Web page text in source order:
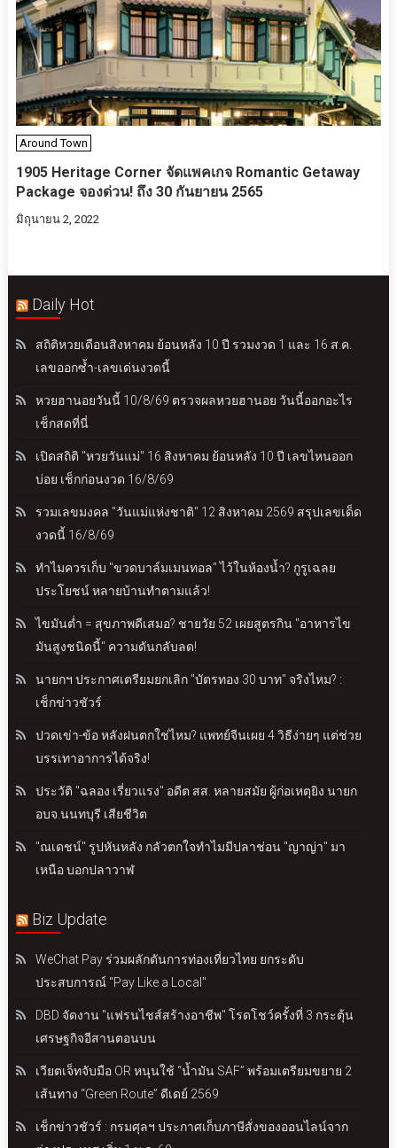
Around Town
1905​ Heritage Corner จัดแพคเกจ​ Romantic Getaway
Package จองด่วน! ถึง 30 กันยายน 2565
มิถุนายน 2, 2022
Daily Hot
สถิติหวยเดือนสิงหาคม ย้อนหลัง 10 ปี รวมงวด 1 และ 16 ส.ค.
เลขออกซ้ำ-เลขเด่นงวดนี้
หวยฮานอยวันนี้ 10/8/69 ตรวจผลหวยฮานอย วันนี้ออกอะไร
เช็กสดที่นี่
เปิดสถิติ "หวยวันแม่" 16 สิงหาคม ย้อนหลัง 10 ปี เลขไหนออก
บ่อย เช็กก่อนงวด 16/8/69
รวมเลขมงคล "วันแม่แห่งชาติ" 12 สิงหาคม 2569 สรุปเลขเด็ด
งวดนี้ 16/8/69
ทำไมควรเก็บ "ขวดบาล์มเมนทอล" ไว้ในห้องน้ำ? กูรูเฉลย
ประโยชน์ หลายบ้านทำตามแล้ว!
ไขมันต่ำ = สุขภาพดีเสมอ? ชายวัย 52 เผยสูตรกิน "อาหารไข
มันสูงชนิดนี้" ความดันกลับลด!
นายกฯ ประกาศเตรียมยกเลิก "บัตรทอง 30 บาท" จริงไหม? :
เช็กข่าวชัวร์
ปวดเข่า-ข้อ หลังฝนตกใช่ไหม? แพทย์จีนเผย 4 วิธีง่ายๆ แต่ช่วย
บรรเทาอาการได้จริง!
ประวัติ "ฉลอง เรี่ยวแรง" อดีต สส. หลายสมัย ผู้ก่อเหตุยิง นายก
อบจ.นนทบุรี เสียชีวิต
"ณเดชน์" รูปหันหลัง กลัวตกใจทำไมมีปลาช่อน "ญาญ่า" มา
เหนือ บอกปลาวาฬ
Biz Update
WeChat Pay ร่วมผลักดันการท่องเที่ยวไทย ยกระดับ
ประสบการณ์ "Pay Like a Local"
DBD จัดงาน "แฟรนไชส์สร้างอาชีพ" โรดโชว์ครั้งที่ 3 กระตุ้น
เศรษฐกิจอีสานตอนบน
เวียตเจ็ทจับมือ OR หนุนใช้ “น้ำมัน SAF” พร้อมเตรียมขยาย 2
เส้นทาง “Green Route” ดีเดย์ 2569
เช็กข่าวชัวร์ : กรมศุลฯ ประกาศเก็บภาษีสั่งของออนไลน์จาก